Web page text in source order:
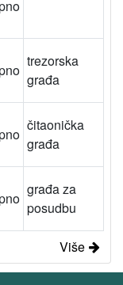
trezorska
građa
čitaonička
građa
građa za
posudbu
Više